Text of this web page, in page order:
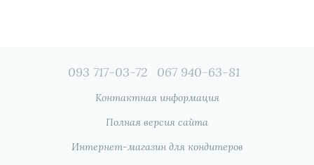
093 717-03-72 067 940-63-81
Контактная информация
Полная версия сайта
Интернет-магазин для кондитеров